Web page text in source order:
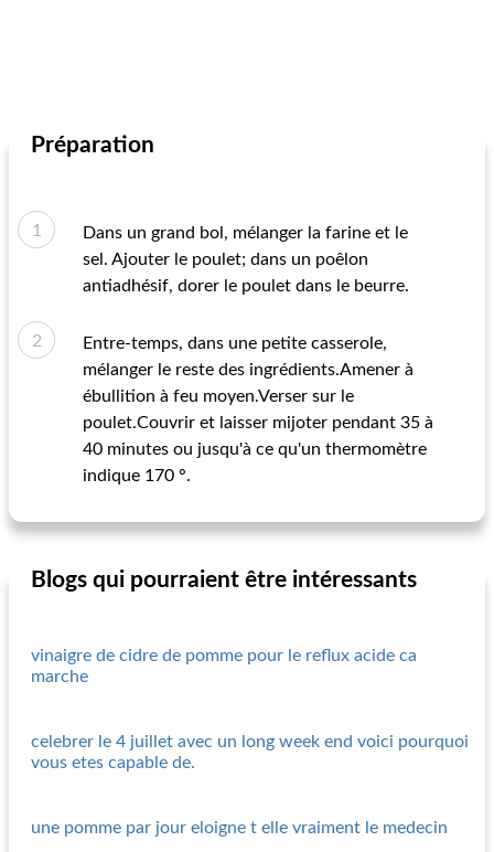
Préparation
Dans un grand bol, mélanger la farine et le
sel. Ajouter le poulet; dans un poêlon
antiadhésif, dorer le poulet dans le beurre.
Entre-temps, dans une petite casserole,
mélanger le reste des ingrédients.Amener à
ébullition à feu moyen.Verser sur le
poulet.Couvrir et laisser mijoter pendant 35 à
40 minutes ou jusqu'à ce qu'un thermomètre
indique 170 °.
Blogs qui pourraient être intéressants
vinaigre de cidre de pomme pour le reflux acide ca
marche
celebrer le 4 juillet avec un long week end voici pourquoi
vous etes capable de.
une pomme par jour eloigne t elle vraiment le medecin